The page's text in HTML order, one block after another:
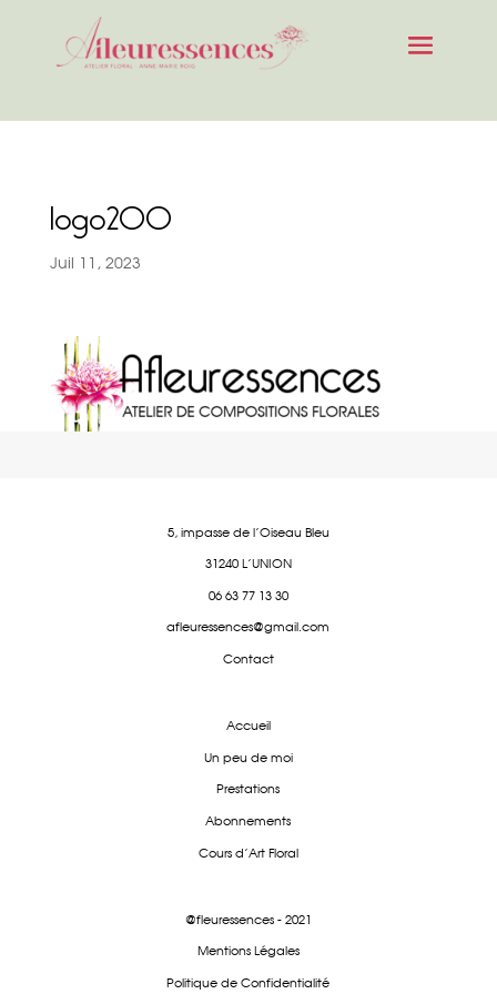
logo200
Juil 11, 2023
5, impasse de l'Oiseau Bleu
31240 L'UNION
06 63 77 13 30
afleuressences@gmail.com
Contact
Accueil
Un peu de moi
Prestations
Abonnements
Cours d'Art Floral
@fleuressences - 2021
Mentions Légales
Politique de Confidentialité